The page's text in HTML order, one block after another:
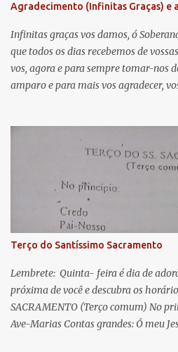
t
á
r
i
o
Agradecimento (Infinitas Graças) e
Infinitas graças vos damos, ó
que todos os dias recebemos de
vos, agora e para sempre tomar-nos
amparo e para mais vos agradecer,
lágrimas. Eia, pois, Advogada nossa,
misericordiosos a nós volvei, e depois
Jesus. Bendito é o fruto do vosso
doce e sempre Virgem Maria. Rogai
Para que sejamos dignos das
Terço do Santíssimo Sacramento
Lembrete: Quinta- feira é dia de
próxima de você e descubra os
SACRAMENTO (Terço comum) No
Ave-Marias Contas grandes: Ó meu